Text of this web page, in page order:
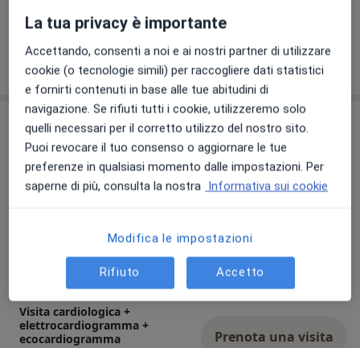
Mostra dettagli
sull'esperienza
Prestazioni e prezzi
Elettrocardiogramma
Da 50 € Dettagli Prenota una visita
elettrocardiogramma +
Dettagli
Prenota una visita
Visita cardiologica +
elettrocardiogramma +
ecocardiogramma
Prenota una visita
La tua privacy è importante
Accettando, consenti a noi e ai nostri partner di utilizzare
cookie (o tecnologie simili) per raccogliere dati statistici
e fornirti contenuti in base alle tue abitudini di
navigazione. Se rifiuti tutti i cookie, utilizzeremo solo
quelli necessari per il corretto utilizzo del nostro sito.
Puoi revocare il tuo consenso o aggiornare le tue
preferenze in qualsiasi momento dalle impostazioni. Per
saperne di più, consulta la nostra Informativa sui cookie
Modifica le impostazioni
Rifiuto Accetto